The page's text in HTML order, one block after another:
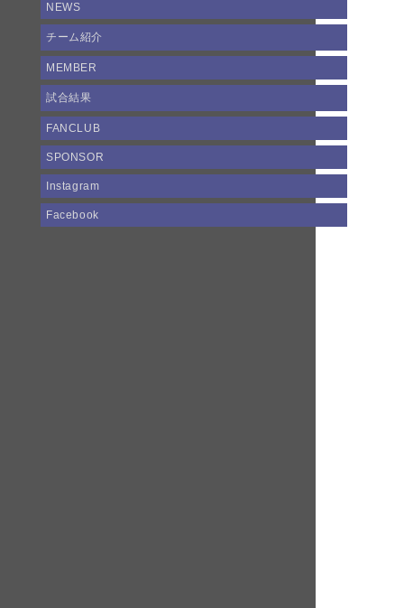
NEWS
チーム紹介
MEMBER
試合結果
FANCLUB
SPONSOR
Instagram
Facebook